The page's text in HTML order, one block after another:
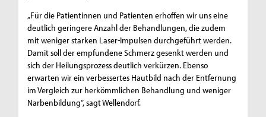
„Für die Patientinnen und Patienten erhoffen wir uns eine
deutlich geringere Anzahl der Behandlungen, die zudem
mit weniger starken Laser-Impulsen durchgeführt werden.
Damit soll der empfundene Schmerz gesenkt werden und
sich der Heilungsprozess deutlich verkürzen. Ebenso
erwarten wir ein verbessertes Hautbild nach der Entfernung
im Vergleich zur herkömmlichen Behandlung und weniger
Narbenbildung“, sagt Wellendorf.